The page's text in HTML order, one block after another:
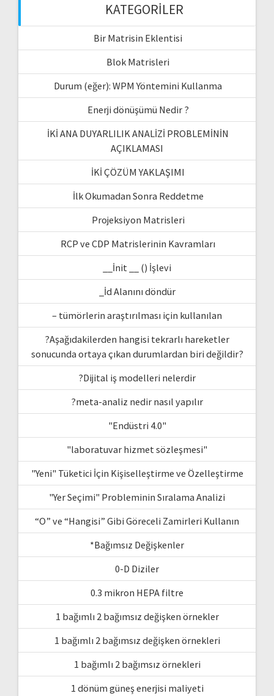
KATEGORILER
Bir Matrisin Eklentisi
Blok Matrisleri
Durum (eğer): WPM Yöntemini Kullanma
Enerji dönüşümü Nedir ?
İKİ ANA DUYARLILIK ANALİZİ PROBLEMİNİN
AÇIKLAMASI
İKİ ÇÖZÜM YAKLAŞIMI
İlk Okumadan Sonra Reddetme
Projeksiyon Matrisleri
RCP ve CDP Matrislerinin Kavramları
__İnit __ () İşlevi
_İd Alanını döndür
– tümörlerin araştırılması için kullanılan
?Aşağıdakilerden hangisi tekrarlı hareketler
sonucunda ortaya çıkan durumlardan biri değildir?
?Dijital iş modelleri nelerdir
?meta-analiz nedir nasıl yapılır
"Endüstri 4.0"
"laboratuvar hizmet sözleşmesi"
"Yeni" Tüketici İçin Kişiselleştirme ve Özelleştirme
"Yer Seçimi" Probleminin Sıralama Analizi
“O” ve “Hangisi” Gibi Göreceli Zamirleri Kullanın
*Bağımsız Değişkenler
0-D Diziler
0.3 mikron HEPA filtre
1 bağımlı 2 bağımsız değişken örnekler
1 bağımlı 2 bağımsız değişken örnekleri
1 bağımlı 2 bağımsız örnekleri
1 dönüm güneş enerjisi maliyeti